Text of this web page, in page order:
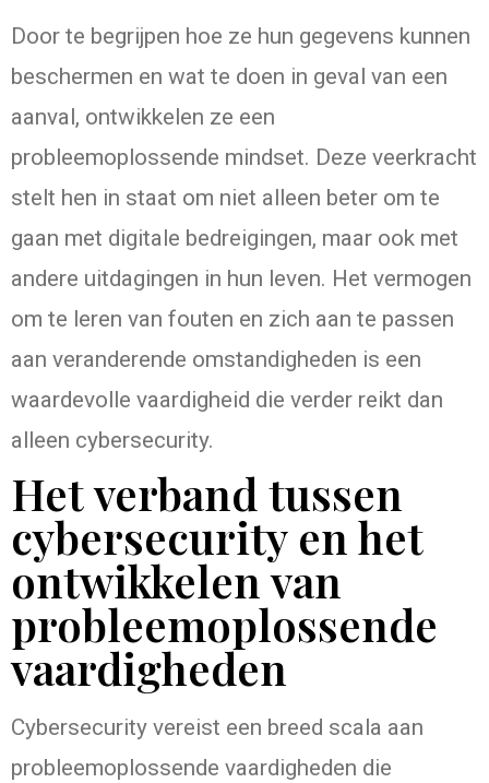
Door te begrijpen hoe ze hun gegevens kunnen
beschermen en wat te doen in geval van een
aanval, ontwikkelen ze een
probleemoplossende mindset. Deze veerkracht
stelt hen in staat om niet alleen beter om te
gaan met digitale bedreigingen, maar ook met
andere uitdagingen in hun leven. Het vermogen
om te leren van fouten en zich aan te passen
aan veranderende omstandigheden is een
waardevolle vaardigheid die verder reikt dan
alleen cybersecurity.
Het verband tussen
cybersecurity en het
ontwikkelen van
probleemoplossende
vaardigheden
Cybersecurity vereist een breed scala aan
probleemoplossende vaardigheden die